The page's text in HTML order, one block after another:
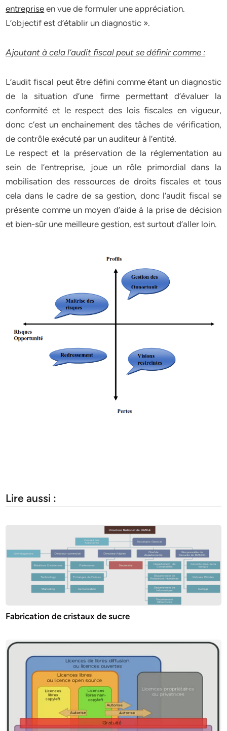
entreprise en vue de formuler une appréciation.
L’objectif est d’établir un diagnostic ».
Ajoutant à cela l’audit fiscal peut se définir comme :
L’audit fiscal peut être défini comme étant un diagnostic
de la situation d’une firme permettant d’évaluer la
conformité et le respect des lois fiscales en vigueur,
donc c’est un enchainement des tâches de vérification,
de contrôle exécuté par un auditeur à l’entité.
Le respect et la préservation de la réglementation au
sein de l’entreprise, joue un rôle primordial dans la
mobilisation des ressources de droits fiscales et tous
cela dans le cadre de sa gestion, donc l’audit fiscal se
présente comme un moyen d’aide à la prise de décision
et bien-sûr une meilleure gestion, est surtout d’aller loin.
Lire aussi :
Fabrication de cristaux de sucre